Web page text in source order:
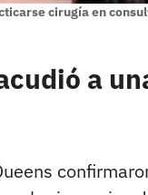
cirugía en
a